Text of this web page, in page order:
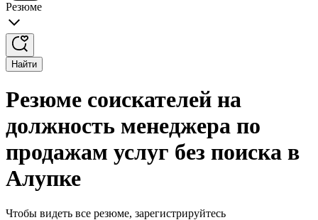
Резюме
Найти
Резюме соискателей на
должность менеджера по
продажам услуг без поиска в
Алупке
Чтобы видеть все резюме, зарегистрируйтесь